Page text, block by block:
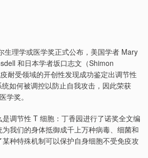
生理学或医学奖正式公布，美国学者 Mary
和日本学者坂口志文（Shimon
耐受领域的开创性发现成功鉴定出调节性
如何被调控以防止自我攻击，因此荣获
学奖。
调节性 T 细胞：丁香园进行了诺奖全文编
我们的身体抵御成千上万种病毒、细菌和
种特殊机制可以保护自身细胞不受免疫攻